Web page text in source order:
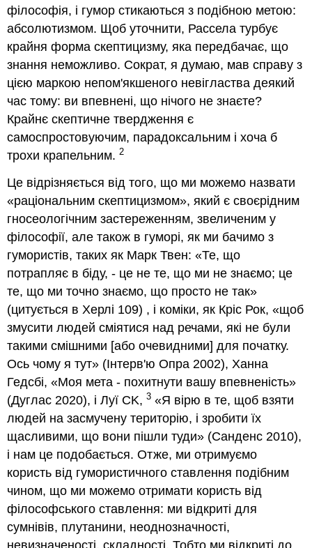
філософія, і гумор стикаються з подібною метою:
абсолютизмом. Щоб уточнити, Рассела турбує
крайня форма скептицизму, яка передбачає, що
знання неможливо. Сократ, я думаю, мав справу з
цією маркою непом'якшеного невігластва деякий
час тому: ви впевнені, що нічого не знаєте?
Крайнє скептичне твердження є
самоспростовуючим, парадоксальним і хоча б
трохи крапельним.2
Це відрізняється від того, що ми можемо назвати
«раціональним скептицизмом», який є своєрідним
гносеологічним застереженням, звеличеним у
філософії, але також в гуморі, як ми бачимо з
гумористів, таких як Марк Твен: «Те, що
потрапляє в біду, - це не те, що ми не знаємо; це
те, що ми точно знаємо, що просто не так»
(цитується в Херлі 109) , і коміки, як Кріс Рок, «щоб
змусити людей сміятися над речами, які не були
такими смішними [або очевидними] для початку.
Ось чому я тут» (Інтерв'ю Опра 2002), Ханна
Гедсбі, «Моя мета - похитнути вашу впевненість»
(Дуглас 2020), і Луї CK,3 «Я вірю в те, щоб взяти
людей на засмучену територію, і зробити їх
щасливими, що вони пішли туди» (Санденс 2010),
і нам це подобається. Отже, ми отримуємо
користь від гумористичного ставлення подібним
чином, що ми можемо отримати користь від
філософського ставлення: ми відкриті для
сумнівів, плутанини, неоднозначності,
невизначеності, складності. Тобто ми відкриті до